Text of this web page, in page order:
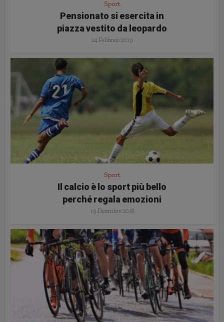
Sport
Pensionato si esercita in
piazza vestito da leopardo
24 Febbraio 2019
Sport
Il calcio è lo sport più bello
perché regala emozioni
19 Dicembre 2018